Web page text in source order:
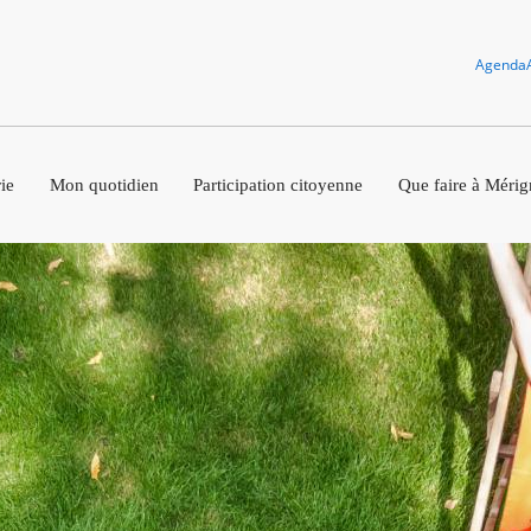
Agenda
Mon quotidien Participation citoyenne Que faire à